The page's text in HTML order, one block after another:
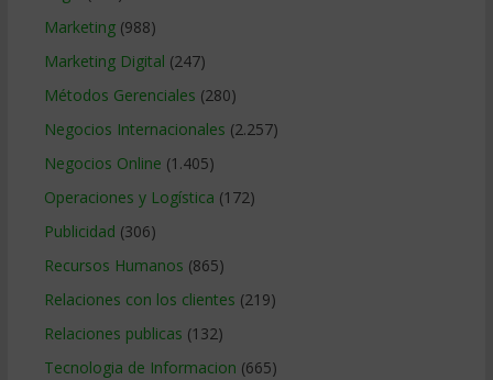
Marketing(988)
Marketing Digital (247)
Métodos Gerenciales (280)
Negocios Internacionales (2.257)
Negocios Online (1.405)
Operaciones y Logística (172)
Publicidad (306)
Recursos Humanos (865)
Relaciones con los clientes (219)
Relaciones publicas (132)
Tecnologia de Informacion (665)